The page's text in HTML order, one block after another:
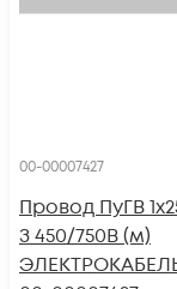
00-00007427
Провод ПуГВ
З 450/750В (м)